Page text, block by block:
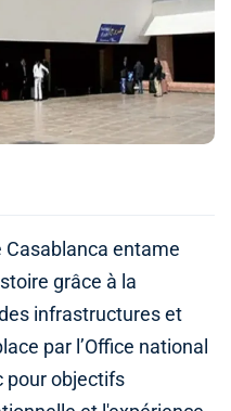
Casablanca entame
grâce à la
infrastructures et
par l’Office national
pour objectifs